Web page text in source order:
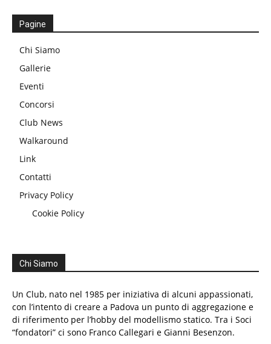
Pagine
Chi Siamo
Gallerie
Eventi
Concorsi
Club News
Walkaround
Link
Contatti
Privacy Policy
Cookie Policy
Chi Siamo
Un Club, nato nel 1985 per iniziativa di alcuni appassionati,
con l’intento di creare a Padova un punto di aggregazione e
di riferimento per l’hobby del modellismo statico. Tra i Soci
“fondatori” ci sono Franco Callegari e Gianni Besenzon.